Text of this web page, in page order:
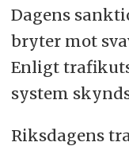
Dagens
bryter mot
Enligt
system
Riksdagens